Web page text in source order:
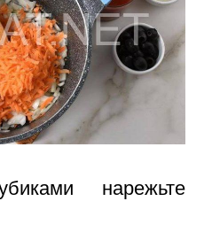
нарежьте